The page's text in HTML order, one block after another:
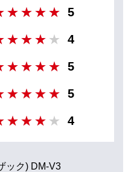
5
4
5
5
4
ック) DM-V3